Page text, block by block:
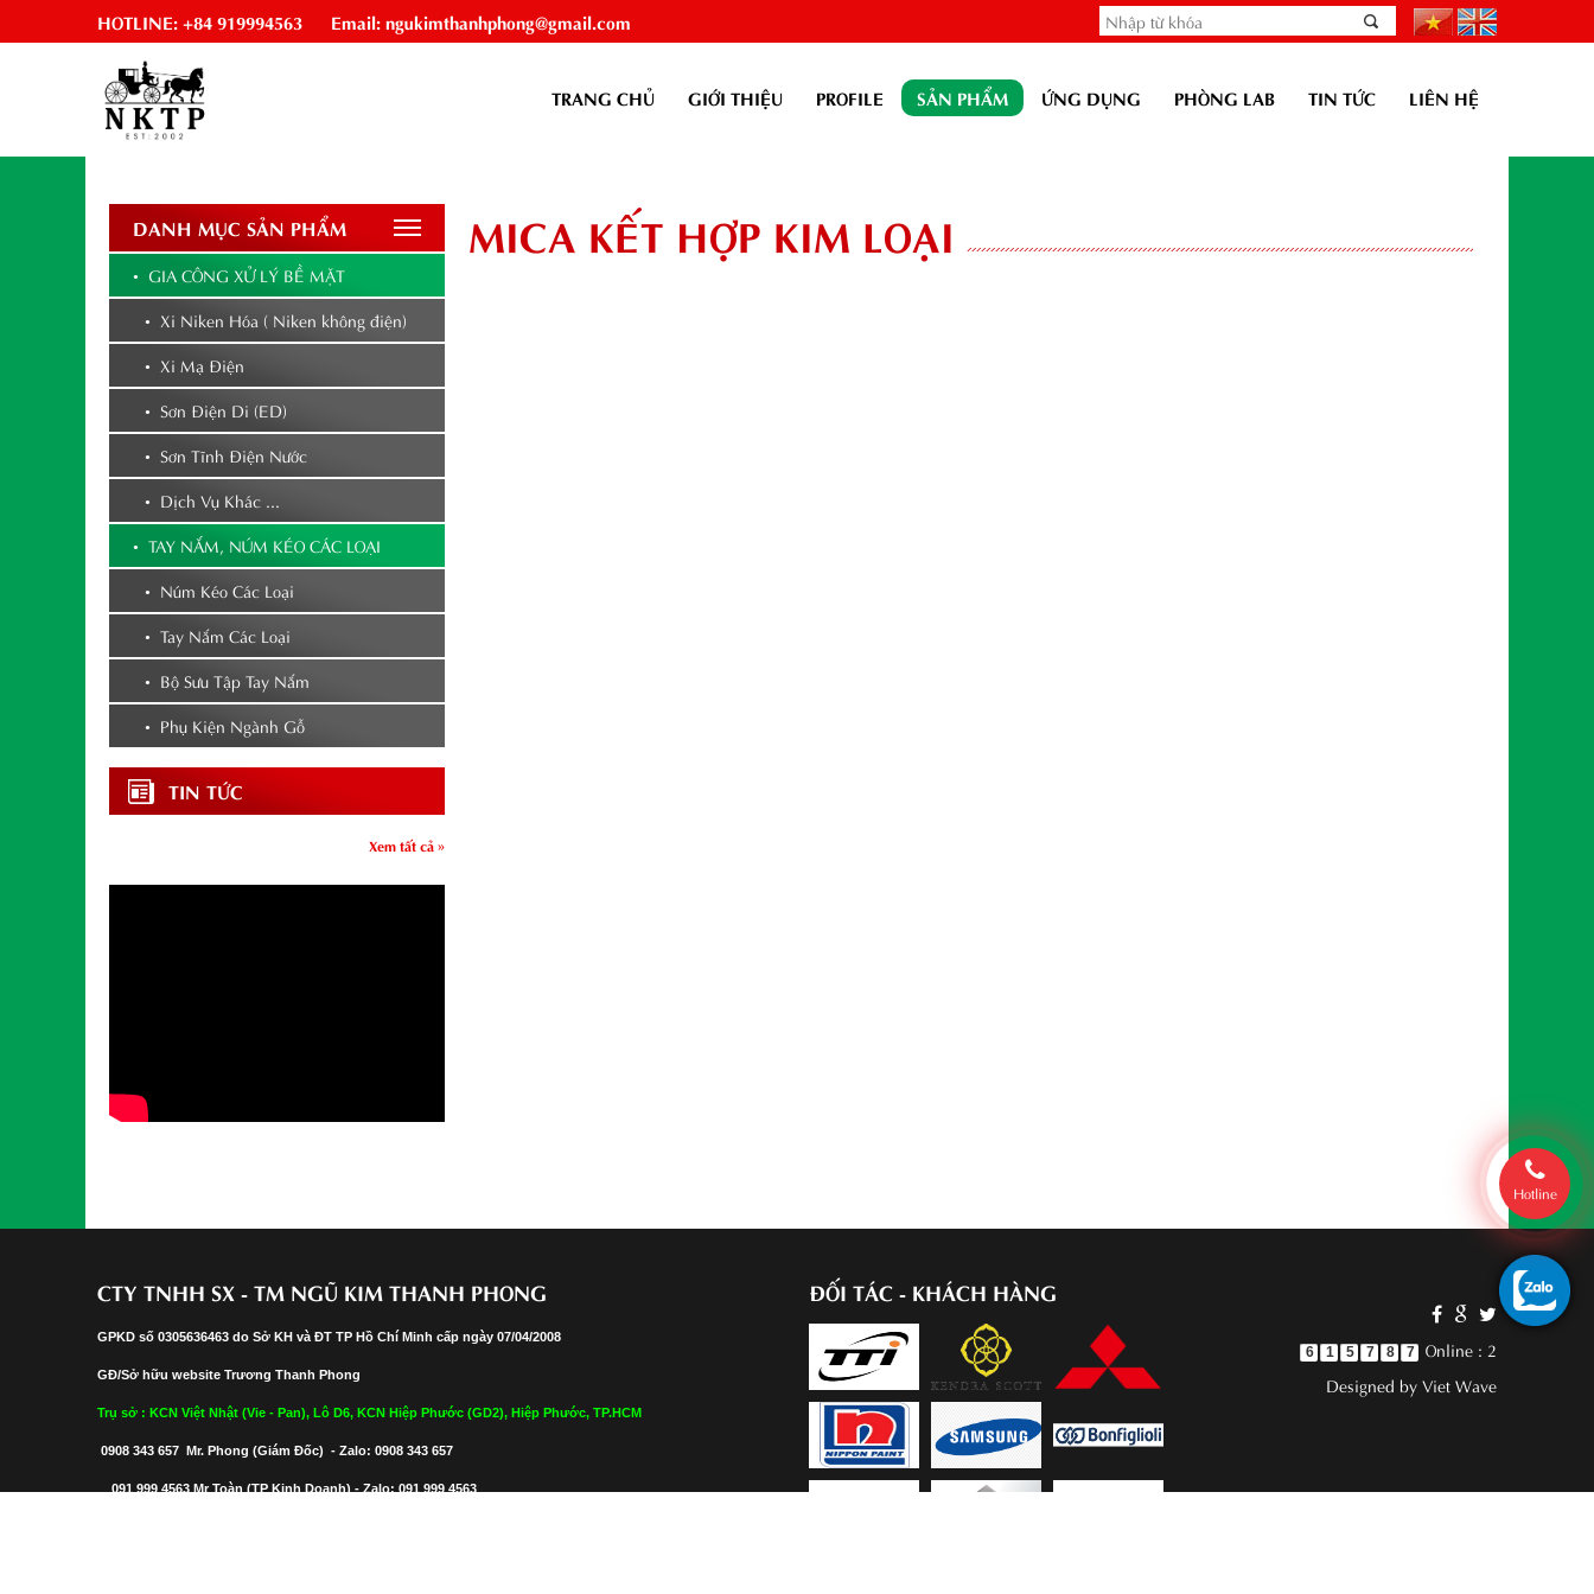
HOTLINE: +84 919994563 Email: ngukimthanhphong@gmail.com
TRANG CHỦ GIỚI THIỆU PROFILE SẢN PHẨM ỨNG DỤNG PHÒNG LAB TIN TỨC LIÊN HỆ
DANH MỤC SẢN PHẨM
• GIA CÔNG XỬ LÝ BỀ MẶT
• Xi Niken Hóa ( Niken không điện)
• Xi Mạ Điện
• Sơn Điện Di (ED)
• Sơn Tĩnh Điện Nước
• Dịch Vụ Khác ...
• TAY NẮM, NÚM KÉO CÁC LOẠI
• Núm Kéo Các Loại
• Tay Nắm Các Loại
• Bộ Sưu Tập Tay Nắm
• Phụ Kiện Ngành Gỗ
TIN TỨC
Xem tất cả »
MICA KẾT HỢP KIM LOẠI
CTY TNHH SX - TM NGŨ KIM THANH PHONG
GPKD số 0305636463 do Sở KH và ĐT TP Hồ Chí Minh cấp ngày 07/04/2008
GĐ/Sở hữu website Trương Thanh Phong
Trụ sở : KCN Việt Nhật (Vie - Pan), Lô D6, KCN Hiệp Phước (GD2), Hiệp Phước, TP.HCM
0908 343 657 Mr. Phong (Giám Đốc) - Zalo: 0908 343 657
091 999 4563 Mr Toàn (TP Kinh Doanh) - Zalo: 091 999 4563
ĐỐI TÁC - KHÁCH HÀNG
6 1 5 7 8 7
Online : 2
Designed byViet Wave
Hotline